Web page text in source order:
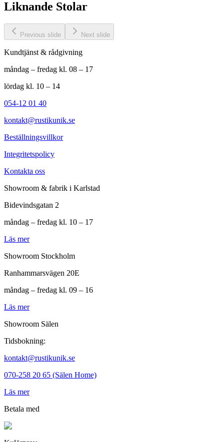
Liknande Stolar
Previous slide Next slide
Kundtjänst & rådgivning
måndag – fredag kl. 08 – 17
lördag kl. 10 – 14
054-12 01 40
kontakt@rustikunik.se
Beställningsvillkor
Integritetspolicy
Kontakta oss
Showroom & fabrik i Karlstad
Bidevindsgatan 2
måndag – fredag kl. 10 – 17
Läs mer
Showroom Stockholm
Ranhammarsvägen 20E
måndag – fredag kl. 09 – 16
Läs mer
Showroom Sälen
Tidsbokning:
kontakt@rustikunik.se
070-258 20 65 (Sälen Home)
Läs mer
Betala med